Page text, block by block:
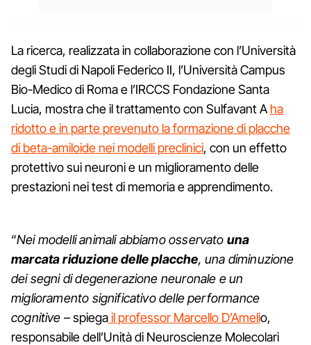
La ricerca, realizzata in collaborazione con l’Università
degli Studi di Napoli Federico II, l’Università Campus
Bio-Medico di Roma e l’IRCCS Fondazione Santa
Lucia, mostra che il trattamento con Sulfavant A ha
ridotto e in parte prevenuto la formazione di placche
di beta-amiloide nei modelli preclinici, con un effetto
protettivo sui neuroni e un miglioramento delle
prestazioni nei test di memoria e apprendimento.
“Nei modelli animali abbiamo osservato una
marcata riduzione delle placche, una diminuzione
dei segni di degenerazione neuronale e un
miglioramento significativo delle performance
cognitive – spiegail professor Marcello D’Amelio,
responsabile dell’Unità di Neuroscienze Molecolari